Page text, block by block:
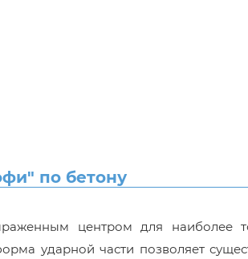
по бетону
центром для наиболее
ударной части позволяет